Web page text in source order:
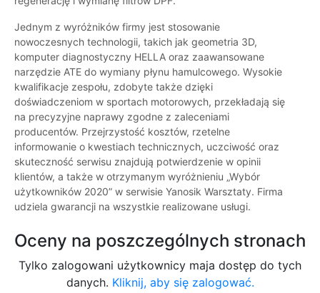
Jednym z wyróżników firmy jest stosowanie
nowoczesnych technologii, takich jak geometria 3D,
komputer diagnostyczny HELLA oraz zaawansowane
narzędzie ATE do wymiany płynu hamulcowego. Wysokie
kwalifikacje zespołu, zdobyte także dzięki
doświadczeniom w sportach motorowych, przekładają się
na precyzyjne naprawy zgodne z zaleceniami
producentów. Przejrzystość kosztów, rzetelne
informowanie o kwestiach technicznych, uczciwość oraz
skuteczność serwisu znajdują potwierdzenie w opinii
klientów, a także w otrzymanym wyróżnieniu „Wybór
użytkowników 2020” w serwisie Yanosik Warsztaty. Firma
udziela gwarancji na wszystkie realizowane usługi.
Oceny na poszczególnych stronach
Tylko zalogowani użytkownicy maja dostęp do tych
danych. Kliknij, aby się zalogować.